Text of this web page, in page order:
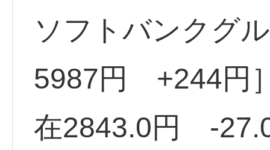
ソフトバンクグ
5987円 +244円
在2843.0円 -